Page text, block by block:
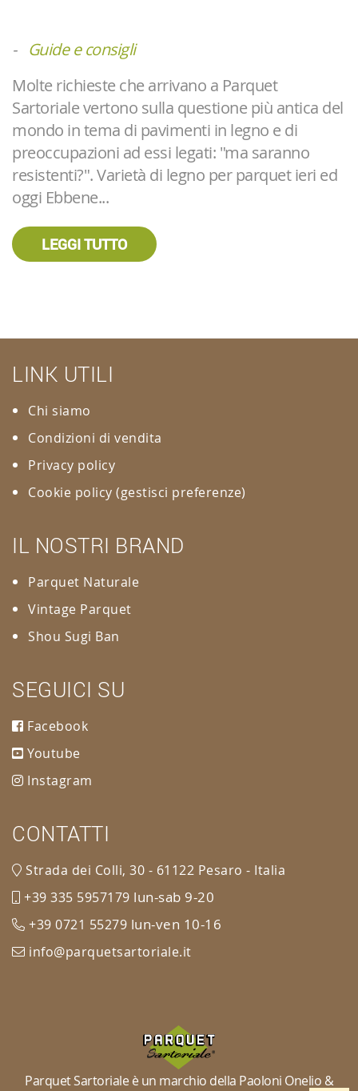
- Guide e consigli
Molte richieste che arrivano a Parquet
Sartoriale vertono sulla questione più antica del
mondo in tema di pavimenti in legno e di
preoccupazioni ad essi legati: "ma saranno
resistenti?". Varietà di legno per parquet ieri ed
oggi Ebbene...
LEGGI TUTTO
LINK UTILI
Chi siamo
Condizioni di vendita
Privacy policy
Cookie policy (gestisci preferenze)
IL NOSTRI BRAND
Parquet Naturale
Vintage Parquet
Shou Sugi Ban
SEGUICI SU
Facebook
Youtube
Instagram
CONTATTI
Strada dei Colli, 30 - 61122 Pesaro - Italia
+39 335 5957179 lun-sab 9-20
+39 0721 55279 lun-ven 10-16
info@parquetsartoriale.it
Parquet Sartoriale è un marchio della Paoloni Onelio &